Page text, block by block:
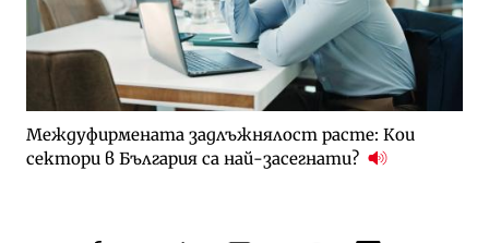
Междуфирмената задлъжнялост расте: Кои
сектори в България са най-засегнати?